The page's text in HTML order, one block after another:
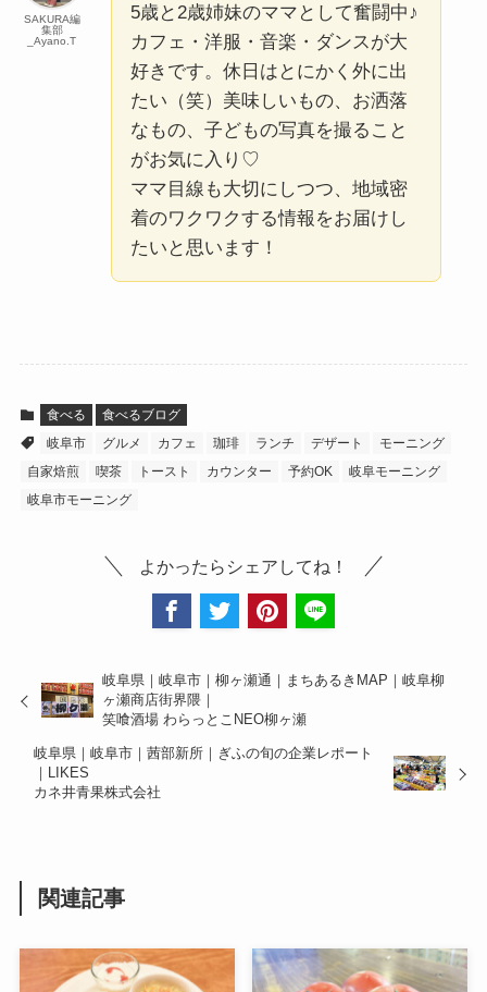
SAKURA編
集部
_Ayano.T
5歳と2歳姉妹のママとして奮闘中♪
カフェ・洋服・音楽・ダンスが大
好きです。休日はとにかく外に出
たい（笑）美味しいもの、お洒落
なもの、子どもの写真を撮ること
がお気に入り♡
ママ目線も大切にしつつ、地域密
着のワクワクする情報をお届けし
たいと思います！
食べる
食べるブログ
岐阜市
グルメ カフェ 珈琲 ランチ デザート
モーニング
自家焙煎
喫茶 トースト カウンター 予約OK
岐阜モーニング
岐阜市モーニング
よかったらシェアしてね！
岐阜県｜岐阜市｜柳ヶ瀬通｜まちあるきMAP｜岐阜柳
ヶ瀬商店街界隈｜
笑喰酒場 わらっとこNEO柳ヶ瀬
岐阜県｜岐阜市｜茜部新所｜ぎふの旬の企業レポート
｜LIKES
カネ井青果株式会社
関連記事